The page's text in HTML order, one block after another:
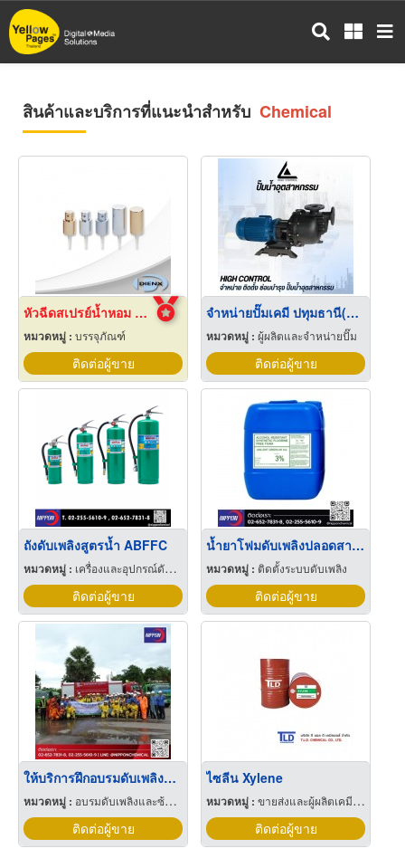
ข้าม
ไป
สินค้าและบริการที่แนะนำสำหรับ Chemical
หัวฉีดสเปรย์น้ำหอม Crimp Pump
หมวดหมู่ : บรรจุภัณฑ์
ติดต่อผู้ขาย
จำหน่ายปั๊มเคมี ปทุมธานี(Chemical Pump)
หมวดหมู่ :ผู้ผลิตและจำหน่ายปั๊ม
ติดต่อผู้ขาย
ถังดับเพลิงสูตรน้ำ ABFFC
หมวดหมู่ : เครื่องและอุปกรณ์ดับเพลิง
ติดต่อผู้ขาย
น้ำยาโฟมดับเพลิงปลอดสารฟลูออรีน
หมวดหมู่ : ติดตั้งระบบดับเพลิง
ติดต่อผู้ขาย
ให้บริการฝึกอบรมดับเพลิงขั้นต้น
หมวดหมู่ : อบรมดับเพลิงและซ้อมหนีไฟ
ติดต่อผู้ขาย
ไซลีน Xylene
หมวดหมู่ :ขายส่งและผู้ผลิตเคมีภัณฑ์
ติดต่อผู้ขาย